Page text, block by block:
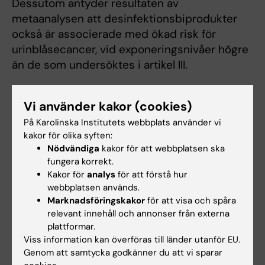
Dessutom antyder resultaten av
metaanalysen att desinfektionsbiprodukter
också är associerade med ökad risk för
urinblåsecancer, vid exponeringsnivåer högre
än de som undersöktes i artikel III.
området?
Dricksvatten är vårt viktigaste livsmedel och
konsumeras dagligen av i stort sett alla i
befolkningen. Ändå är kunskapen om
hälsoeffekterna av många vattenburna
exponeringar begränsad. Framtida studier av
fluor i dricksvatten bör fokusera på att
identifiera den dricksvattennivå när de
potentiellt negativa hälsoeffekterna av fluor
börjar uppstå, för att se om de överlappar de
Vi använder kakor (cookies)
På Karolinska Institutets webbplats använder vi
kakor för olika syften:
Nödvändiga kakor för att webbplatsen ska
fungera korrekt.
Kakor för analys för att förstå hur
webbplatsen används.
Marknadsföringskakor för att visa och spåra
relevant innehåll och annonser från externa
plattformar.
Viss information kan överföras till länder utanför EU.
Genom att samtycka godkänner du att vi sparar